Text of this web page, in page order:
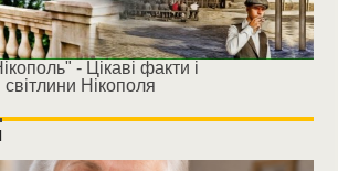
- Цікаві факти і
Нікополя